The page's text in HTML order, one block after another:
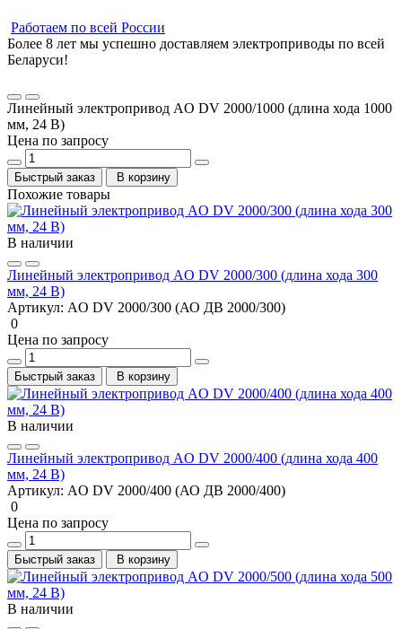
Работаем по всей России
Более 8 лет мы успешно доставляем электроприводы по всей
Беларуси!
Линейный электропривод AO DV 2000/1000 (длина хода 1000
мм, 24 В)
Цена по запросу
Быстрый заказ В корзину
Похожие товары
В наличии
Линейный электропривод AO DV 2000/300 (длина хода 300
мм, 24 В)
Артикул: AO DV 2000/300 (АО ДВ 2000/300)
0
Цена по запросу
Быстрый заказ В корзину
В наличии
Линейный электропривод AO DV 2000/400 (длина хода 400
мм, 24 В)
Артикул: AO DV 2000/400 (АО ДВ 2000/400)
0
Цена по запросу
Быстрый заказ В корзину
В наличии